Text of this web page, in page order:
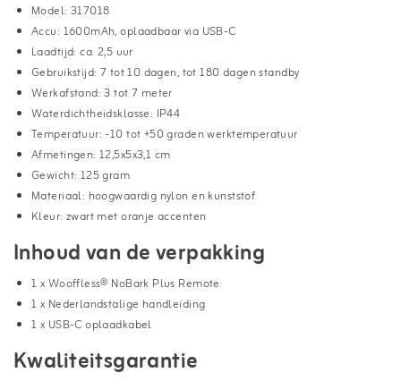
Model: 317018
Accu: 1600mAh, oplaadbaar via USB-C
Laadtijd: ca. 2,5 uur
Gebruikstijd: 7 tot 10 dagen, tot 180 dagen standby
Werkafstand: 3 tot 7 meter
Waterdichtheidsklasse: IP44
Temperatuur: -10 tot +50 graden werktemperatuur
Afmetingen: 12,5x5x3,1 cm
Gewicht: 125 gram
Materiaal: hoogwaardig nylon en kunststof
Kleur: zwart met oranje accenten
Inhoud van de verpakking
1 x Wooffless® NoBark Plus Remote
1 x Nederlandstalige handleiding
1 x USB-C oplaadkabel
Kwaliteitsgarantie